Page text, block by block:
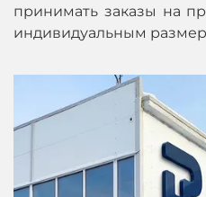
принимать заказы на
индивидуальным